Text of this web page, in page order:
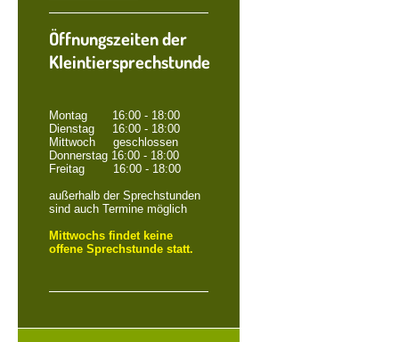
Öffnungszeiten der
Kleintiersprechstunde
Montag 16:00 - 18:00
Dienstag 16:00 - 18:00
Mittwoch geschlossen
Donnerstag 16:00 - 18:00
Freitag 16:00 - 18:00
außerhalb der Sprechstunden
sind auch Termine möglich
Mittwochs findet keine
offene Sprechstunde statt.